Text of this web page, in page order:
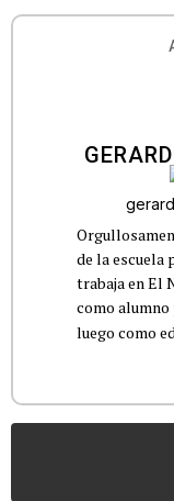
de la escuela
trabaja en El
como
luego como